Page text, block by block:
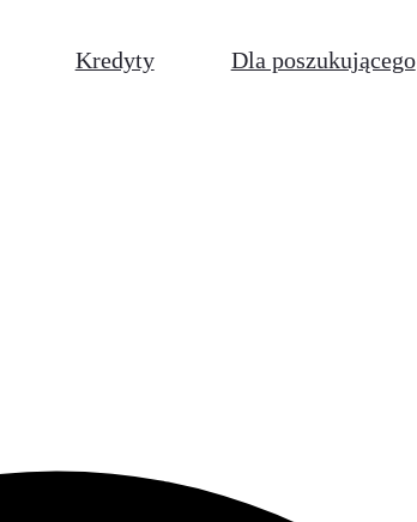
Kredyty Dla poszukującego